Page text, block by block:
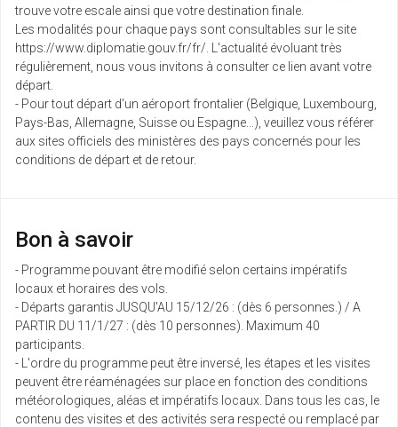
trouve votre escale ainsi que votre destination finale.
Les modalités pour chaque pays sont consultables sur le site
https://www.diplomatie.gouv.fr/fr/. L'actualité évoluant très
régulièrement, nous vous invitons à consulter ce lien avant votre
départ.
- Pour tout départ d'un aéroport frontalier (Belgique, Luxembourg,
Pays-Bas, Allemagne, Suisse ou Espagne...), veuillez vous référer
aux sites officiels des ministères des pays concernés pour les
conditions de départ et de retour.
Bon à savoir
- Programme pouvant être modifié selon certains impératifs
locaux et horaires des vols.
- Départs garantis JUSQU'AU 15/12/26 : (dès 6 personnes.) / A
PARTIR DU 11/1/27 : (dès 10 personnes). Maximum 40
participants.
- L'ordre du programme peut être inversé, les étapes et les visites
peuvent être réaménagées sur place en fonction des conditions
météorologiques, aléas et impératifs locaux. Dans tous les cas, le
contenu des visites et des activités sera respecté ou remplacé par